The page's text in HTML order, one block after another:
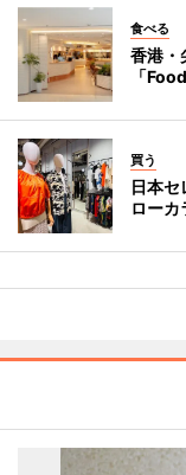
食べる
香港・
「
買う
日本
ローカ